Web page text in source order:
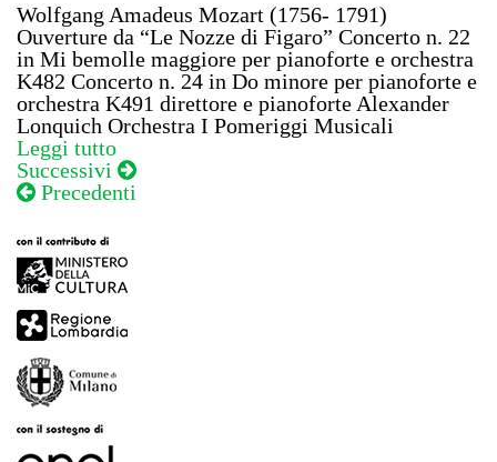
Wolfgang Amadeus Mozart (1756- 1791)
Ouverture da “Le Nozze di Figaro” Concerto n. 22
in Mi bemolle maggiore per pianoforte e orchestra
K482 Concerto n. 24 in Do minore per pianoforte e
orchestra K491 direttore e pianoforte Alexander
Lonquich Orchestra I Pomeriggi Musicali
Leggi tutto
Navigazione
articoli
Successivi
Precedenti